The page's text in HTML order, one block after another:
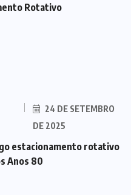
Rotativo
24 DE SETEMBRO
DE 2025
estacionamento rotativo
Anos 80